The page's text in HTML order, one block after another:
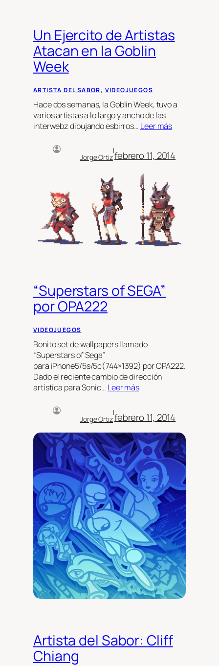
Un Ejercito de Artistas
Atacan en la Goblin
Week
ARTISTA DEL SABOR, VIDEOJUEGOS
Hace dos semanas, la Goblin Week, tuvo a
varios artistas a lo largo y ancho de las
interwebz dibujando esbirros… Leer más
Jorge Ortiz
|febrero 11, 2014
“Superstars of SEGA”
por OPA222
VIDEOJUEGOS
Bonito set de wallpapers llamado
“Superstars of Sega”
para iPhone5/5s/5c(744×1392) por OPA222.
Dado el reciente cambio de dirección
artística para Sonic… Leer más
Jorge Ortiz
|febrero 11, 2014
Artista del Sabor: Cliff
Chiang